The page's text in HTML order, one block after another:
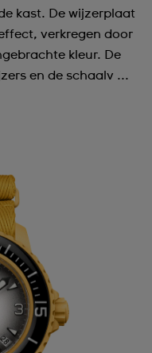
kast. De wijzerplaat
verkregen door
kleur. De
en de schaalv ...